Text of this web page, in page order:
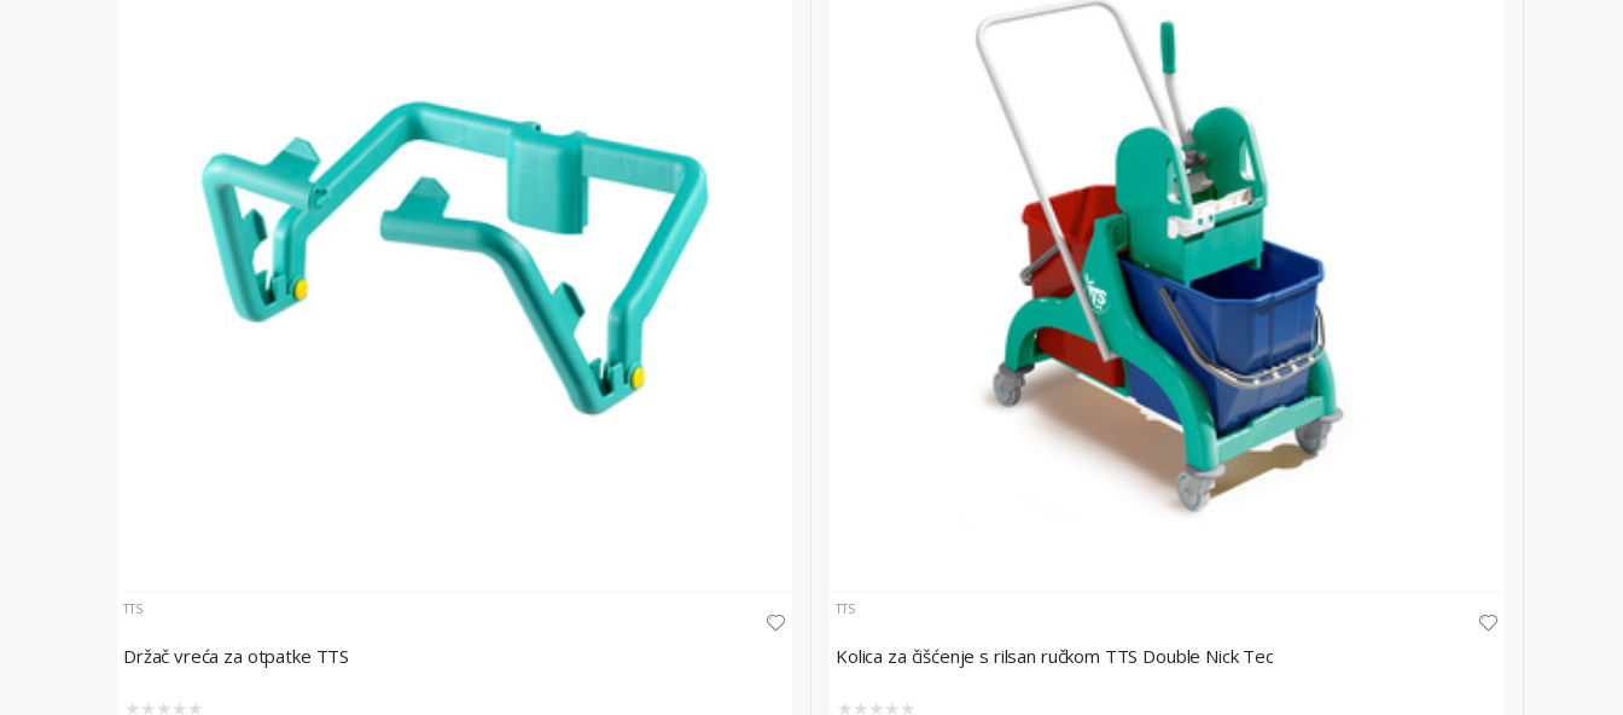
TTS
Držač vreća za otpatke TTS
★ ★ ★ ★ ★
TTS
Kolica za čišćenje s rilsan ručkom TTS Double Nick Tec
★ ★ ★ ★ ★